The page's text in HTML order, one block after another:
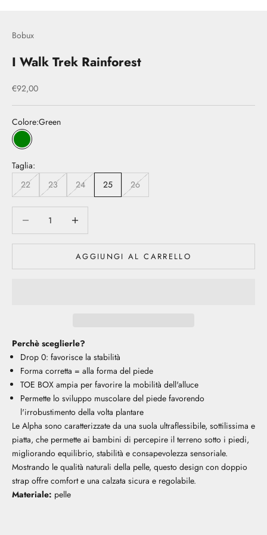
Bobux
I Walk Trek Rainforest
Prezzo scontato
€92,00
Colore:Green
Green
Taglia:
22
23 24 25 26
AGGIUNGI AL CARRELLO
Perchè sceglierle?
Drop 0: favorisce la stabilità
Forma corretta = alla forma del piede
TOE BOX ampia per favorire la mobilità dell'alluce
Permette lo sviluppo muscolare del piede favorendo
l'irrobustimento della volta plantare
Le Alpha sono caratterizzate da una suola ultraflessibile, sottilissima e
piatta, che permette ai bambini di percepire il terreno sotto i piedi,
migliorando equilibrio, stabilità e consapevolezza sensoriale.
Mostrando le qualità naturali della pelle, questo design con doppio
strap offre comfort e una calzata sicura e regolabile.
Materiale: pelle